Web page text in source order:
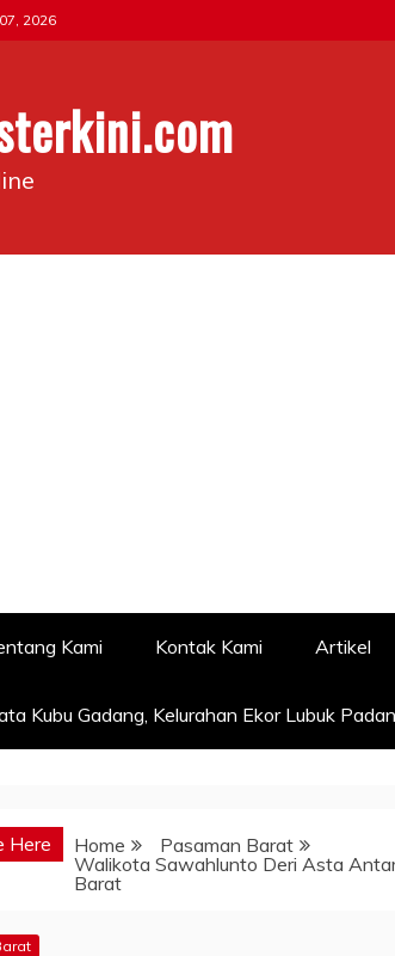
2026
Kami Kontak Kami Artikel
Kubu Gadang, Kelurahan Ekor Lubuk
Here Home
Pasaman Barat
Walikota Sawahlunto Deri Asta
Barat